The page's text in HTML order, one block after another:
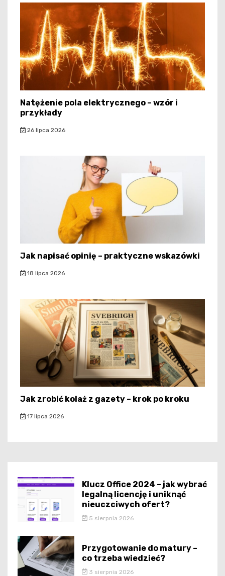
Natężenie pola elektrycznego – wzór i
przykłady
26 lipca 2026
Jak napisać opinię – praktyczne wskazówki
18 lipca 2026
Jak zrobić kolaż z gazety – krok po kroku
17 lipca 2026
Klucz Office 2024 – jak wybrać
legalną licencję i uniknąć
nieuczciwych ofert?
5 sierpnia 2026
Przygotowanie do matury –
co trzeba wiedzieć?
3 sierpnia 2026